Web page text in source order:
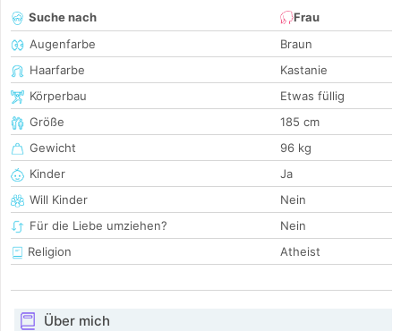
Suche nach
Frau
Augenfarbe
Braun
Haarfarbe
Kastanie
Körperbau
Etwas füllig
Größe
185 cm
Gewicht
96 kg
Kinder
Ja
Will Kinder
Nein
Für die Liebe umziehen?
Nein
Religion
Atheist
Über mich